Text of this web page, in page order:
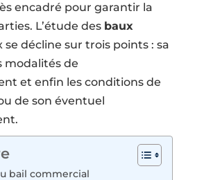
encadré pour garantir la
L’étude des baux
décline sur trois points : sa
modalités de
et enfin les conditions de
de son éventuel
bail commercial